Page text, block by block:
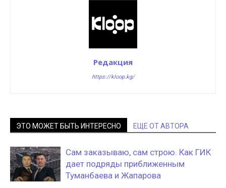
Редакция
https://kloop.kg/
ЭТО МОЖЕТ БЫТЬ ИНТЕРЕСНО ЕЩЕ ОТ АВТОРА
Сам заказываю, сам строю. Как ГИК
дает подряды приближенным
Туманбаева и Жапарова